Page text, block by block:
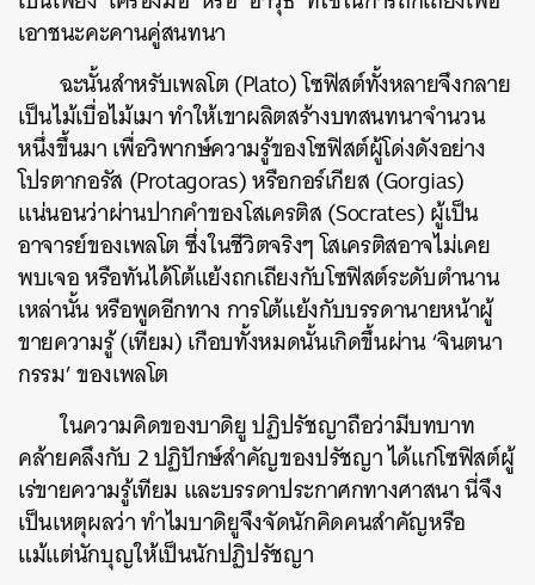
เอาชนะคะคานคู่สนทนา
ฉะนั้นสำหรับเพลโต (Plato) โซฟิสต์ทั้งหลายจึงกลาย
เป็นไม้เบื่อไม้เมา ทำให้เขาผลิตสร้างบทสนทนาจำนวน
หนึ่งขึ้นมา เพื่อวิพากษ์ความรู้ของโซฟิสต์ผู้โด่งดังอย่าง
โปรตากอรัส (Protagoras) หรือกอร์เกียส (Gorgias)
แน่นอนว่าผ่านปากคำของโสเครติส (Socrates) ผู้เป็น
อาจารย์ของเพลโต ซึ่งในชีวิตจริงๆ โสเครติสอาจไม่เคย
พบเจอ หรือทันได้โต้แย้งถกเถียงกับโซฟิสต์ระดับตำนาน
เหล่านั้น หรือพูดอีกทาง การโต้แย้งกับบรรดานายหน้าผู้
ขายความรู้ (เทียม) เกือบทั้งหมดนั้นเกิดขึ้นผ่าน ‘จินตนา
กรรม’ ของเพลโต
ในความคิดของบาดิยู ปฏิปรัชญาถือว่ามีบทบาท
คล้ายคลึงกับ 2 ปฏิปักษ์สำคัญของปรัชญา ได้แก่โซฟิสต์ผู้
เร่ขายความรู้เทียม และบรรดาประกาศกทางศาสนา นี่จึง
เป็นเหตุผลว่า ทำไมบาดิยูจึงจัดนักคิดคนสำคัญหรือ
แม้แต่นักบุญให้เป็นนักปฏิปรัชญา